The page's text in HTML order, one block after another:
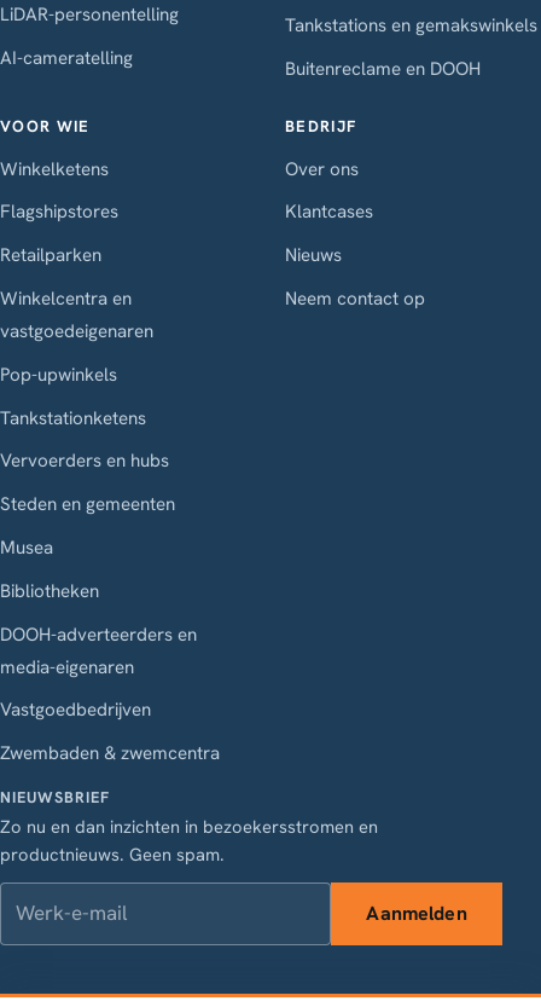
LiDAR-personentelling
AI-cameratelling
Tankstations en gemakswinkels
Buitenreclame en DOOH
VOOR WIE
Winkelketens
Flagshipstores
Retailparken
Winkelcentra en
vastgoedeigenaren
Pop-upwinkels
Tankstationketens
Vervoerders en hubs
Steden en gemeenten
Musea
Bibliotheken
DOOH-adverteerders en
media-eigenaren
Vastgoedbedrijven
Zwembaden & zwemcentra
BEDRIJF
Over ons
Klantcases
Nieuws
Neem contact op
NIEUWSBRIEF
Zo nu en dan inzichten in bezoekersstromen en
productnieuws. Geen spam.
Aanmelden